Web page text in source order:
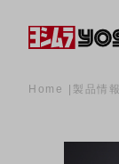
Home 製品情報